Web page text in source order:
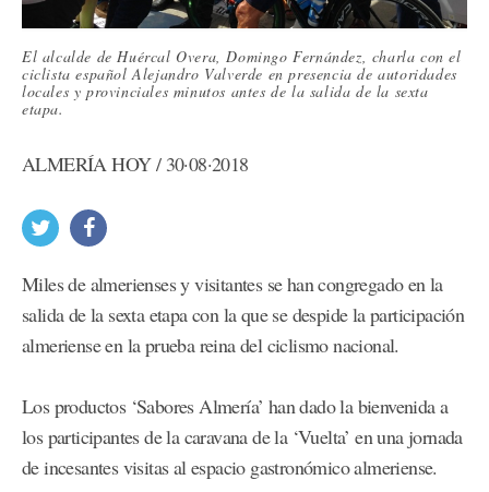
El alcalde de Huércal Overa, Domingo Fernández, charla con el
ciclista español Alejandro Valverde en presencia de autoridades
locales y provinciales minutos antes de la salida de la sexta
etapa.
ALMERÍA HOY / 30·08·2018
Miles de almerienses y visitantes se han congregado en la
salida de la sexta etapa con la que se despide la participación
almeriense en la prueba reina del ciclismo nacional.
Los productos ‘Sabores Almería’ han dado la bienvenida a
los participantes de la caravana de la ‘Vuelta’ en una jornada
de incesantes visitas al espacio gastronómico almeriense.